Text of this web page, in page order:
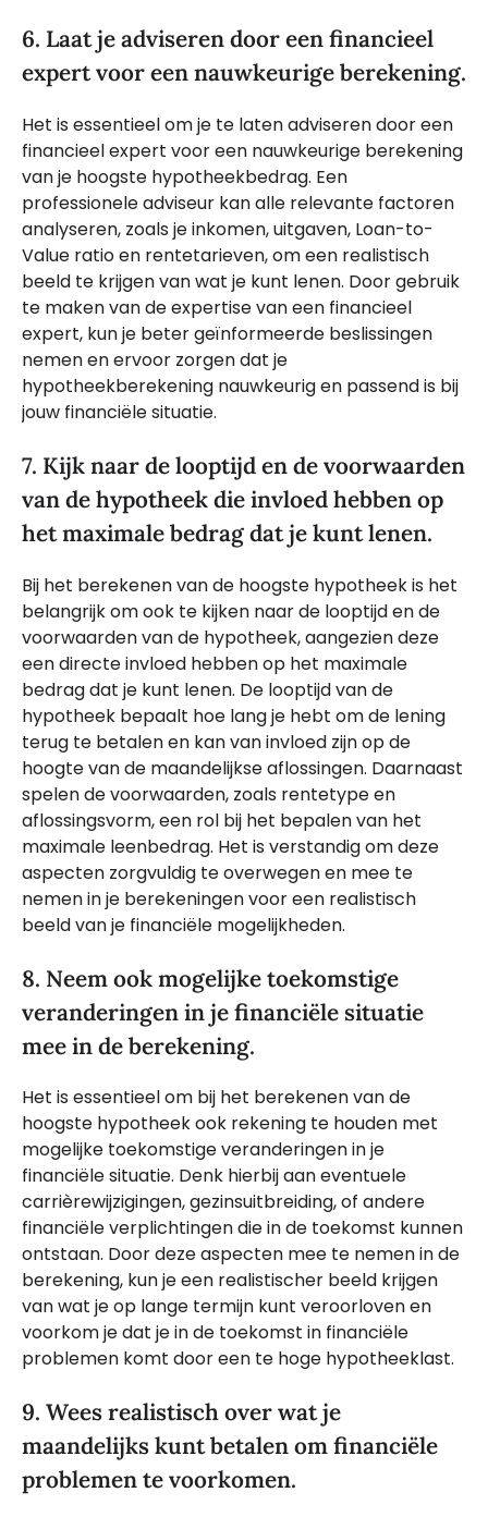
6. Laat je adviseren door een financieel
expert voor een nauwkeurige berekening.
Het is essentieel om je te laten adviseren door een
financieel expert voor een nauwkeurige berekening
van je hoogste hypotheekbedrag. Een
professionele adviseur kan alle relevante factoren
analyseren, zoals je inkomen, uitgaven, Loan-to-
Value ratio en rentetarieven, om een realistisch
beeld te krijgen van wat je kunt lenen. Door gebruik
te maken van de expertise van een financieel
expert, kun je beter geïnformeerde beslissingen
nemen en ervoor zorgen dat je
hypotheekberekening nauwkeurig en passend is bij
jouw financiële situatie.
7. Kijk naar de looptijd en de voorwaarden
van de hypotheek die invloed hebben op
het maximale bedrag dat je kunt lenen.
Bij het berekenen van de hoogste hypotheek is het
belangrijk om ook te kijken naar de looptijd en de
voorwaarden van de hypotheek, aangezien deze
een directe invloed hebben op het maximale
bedrag dat je kunt lenen. De looptijd van de
hypotheek bepaalt hoe lang je hebt om de lening
terug te betalen en kan van invloed zijn op de
hoogte van de maandelijkse aflossingen. Daarnaast
spelen de voorwaarden, zoals rentetype en
aflossingsvorm, een rol bij het bepalen van het
maximale leenbedrag. Het is verstandig om deze
aspecten zorgvuldig te overwegen en mee te
nemen in je berekeningen voor een realistisch
beeld van je financiële mogelijkheden.
8. Neem ook mogelijke toekomstige
veranderingen in je financiële situatie
mee in de berekening.
Het is essentieel om bij het berekenen van de
hoogste hypotheek ook rekening te houden met
mogelijke toekomstige veranderingen in je
financiële situatie. Denk hierbij aan eventuele
carrièrewijzigingen, gezinsuitbreiding, of andere
financiële verplichtingen die in de toekomst kunnen
ontstaan. Door deze aspecten mee te nemen in de
berekening, kun je een realistischer beeld krijgen
van wat je op lange termijn kunt veroorloven en
voorkom je dat je in de toekomst in financiële
problemen komt door een te hoge hypotheeklast.
9. Wees realistisch over wat je
maandelijks kunt betalen om financiële
problemen te voorkomen.